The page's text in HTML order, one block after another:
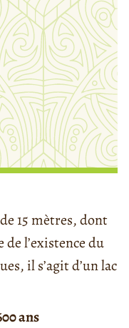
15 mètres, dont
l’existence du
il s’agit d’un lac
ans